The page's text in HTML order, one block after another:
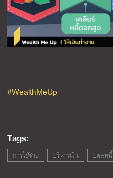
#WealthMeUp
Tags:
การใช้จ่าย บริหารเงิน ปลดหนี้